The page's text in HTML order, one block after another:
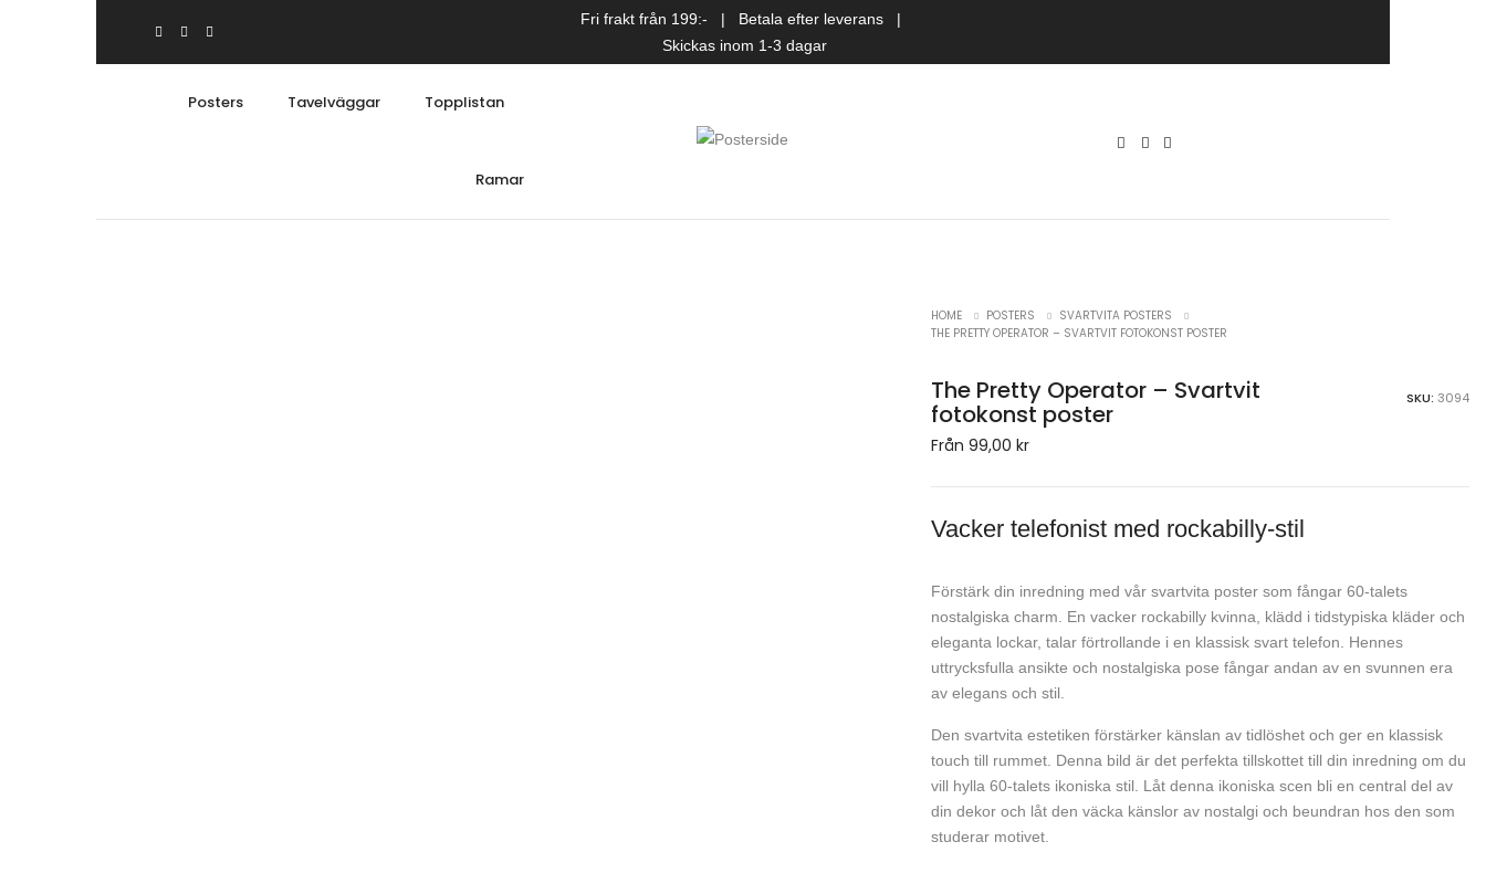
Fri frakt från 199:- | Betala efter leverans |
Skickas inom 1-3 dagar
Posters Tavelväggar Topplistan
Ramar
HOME POSTERS
SVARTVITA POSTERS
THE PRETTY OPERATOR – SVARTVIT FOTOKONST POSTER
The Pretty Operator – Svartvit
fotokonst poster
Från 99,00kr
SKU: 3094
Vacker telefonist med rockabilly-stil
Förstärk din inredning med vår svartvita poster som fångar 60-talets
nostalgiska charm. En vacker rockabilly kvinna, klädd i tidstypiska kläder och
eleganta lockar, talar förtrollande i en klassisk svart telefon. Hennes
uttrycksfulla ansikte och nostalgiska pose fångar andan av en svunnen era
av elegans och stil.
Den svartvita estetiken förstärker känslan av tidlöshet och ger en klassisk
touch till rummet. Denna bild är det perfekta tillskottet till din inredning om du
vill hylla 60-talets ikoniska stil. Låt denna ikoniska scen bli en central del av
din dekor och låt den väcka känslor av nostalgi och beundran hos den som
studerar motivet.